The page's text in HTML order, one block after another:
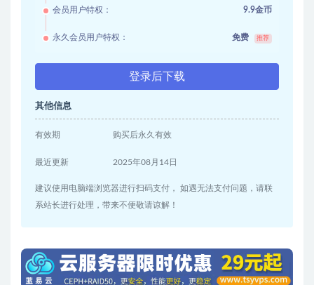
会员用户特权： 9.9金币
永久会员用户特权： 免费 推荐
登录后下载
其他信息
有效期 购买后永久有效
最近更新 2025年08月14日
建议使用电脑端浏览器进行扫码支付， 如遇无法支付问题，请联
系站长进行处理，带来不便敬请谅解！